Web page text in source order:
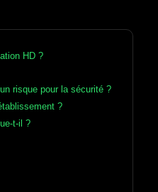
HD ?
risque pour la sécurité ?
?
t-il ?